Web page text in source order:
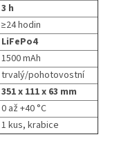
3 h
≥24 hodin
LiFePo4
1500 mAh
trvalý/pohotovostní
351 x 111 x 63 mm
0 až +40 °C
1 kus, krabice